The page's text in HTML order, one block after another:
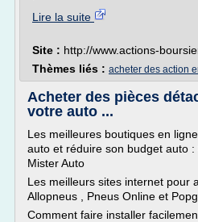
Lire la suite
Site : http://www.actions-
Thèmes liés : acheter des action
Acheter des pièces
votre auto ...
Les meilleures boutiques en
auto et réduire son budget auto
Mister Auto
Les meilleurs sites internet pour
Allopneus , Pneus Online et
Comment faire installer